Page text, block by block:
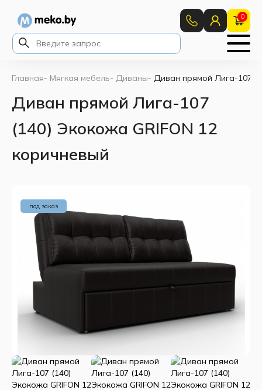
0
Главная- Мягкая мебель- Диваны- Диван прямой Лига-107
Диван прямой Лига-107
(140) Экокожа GRIFON 12
коричневый
под заказ